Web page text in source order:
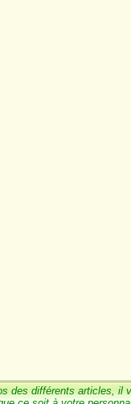
des différents articles, il